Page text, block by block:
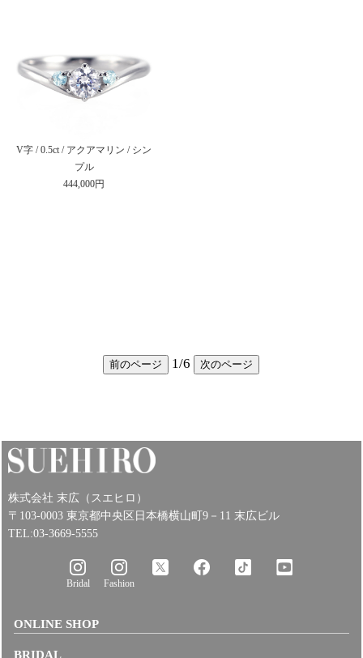
V字 / 0.5ct / アクアマリン / シン
プル
444,000円
前のページ 1/6 次のページ
株式会社 末広（スエヒロ）
〒103-0003 東京都中央区日本橋横山町9－11 末広ビル
TEL:03-3669-5555
Bridal Fashion
ONLINE SHOP
BRIDAL